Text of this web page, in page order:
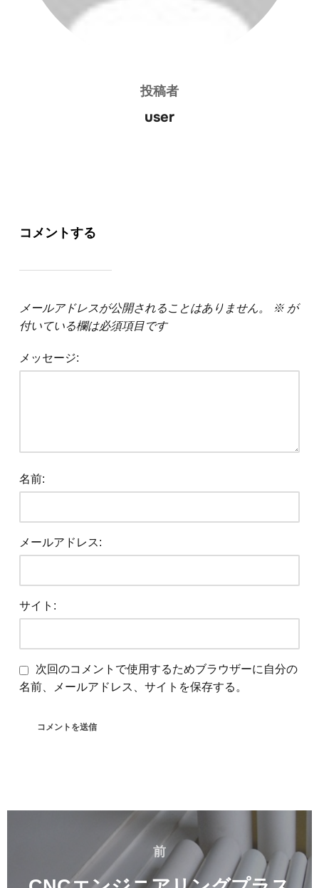
投稿者
user
コメントする
メールアドレスが公開されることはありません。 ※ が
付いている欄は必須項目です
メッセージ:
名前:
メールアドレス:
サイト:
次回のコメントで使用するためブラウザーに自分の
名前、メールアドレス、サイトを保存する。
前
前